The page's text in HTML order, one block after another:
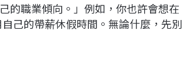
的職業傾向。」例如，你也許會想在
己的帶薪休假時間。無論什麼，先別